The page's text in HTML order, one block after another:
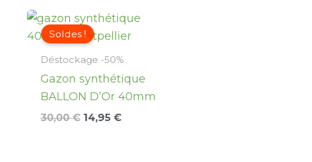
Soldes !
Déstockage -50%
Gazon synthétique
BALLON D’Or 40mm
30,00€
Le
prix
initial
était :
30,00 €.
14,95 €
Le
prix
actuel
est :
14,95 €.